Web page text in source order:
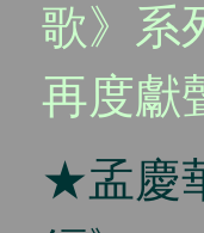
歌》系
再度獻
★孟慶